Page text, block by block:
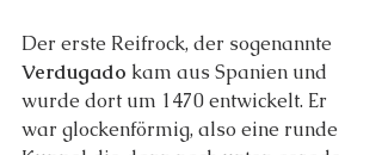
Der erste Reifrock, der sogenannte
Verdugado kam aus Spanien und
wurde dort um 1470 entwickelt. Er
war glockenförmig, also eine runde